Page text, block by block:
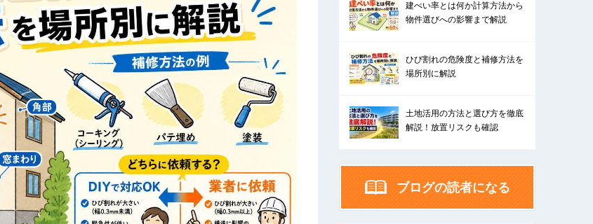
建ぺい率とは何か計算方法から
物件選びへの影響まで解説
ひび割れの危険度と補修方法を
場所別に解説
土地活用の方法と選び方を徹底
解説！放置リスクも確認
ブログの読者になる